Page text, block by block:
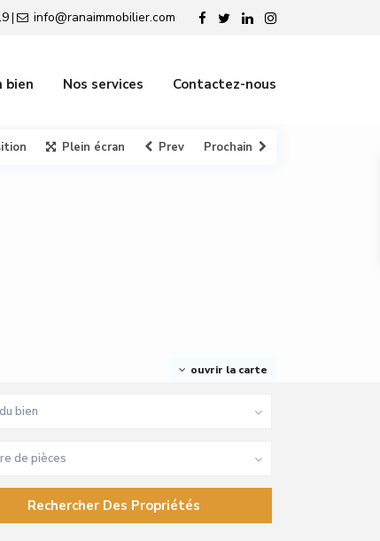
| info@ranaimmobilier.com
bien Nos services Contactez-nous
ouvrir la carte
Plein écran Prev Prochain
bien
de pièces